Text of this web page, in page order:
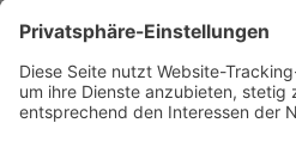
Gefahrenmelder
Türsprechanlagen
Alle anzeigen
Außenstationen